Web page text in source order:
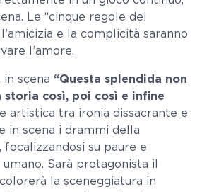
Le “cinque regole del
e la complicità saranno
l’amore.
in scena “Questa splendida non
storia così, poi così e infine
artistica tra ironia dissacrante e
in scena i drammi della
su paure e
Sarà protagonista il
la sceneggiatura in